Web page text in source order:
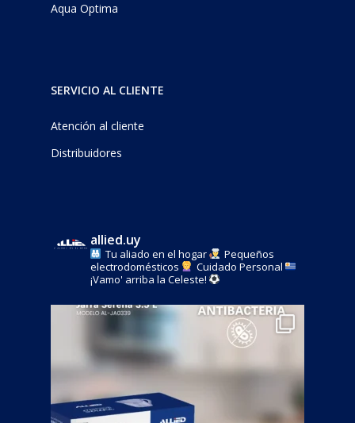
Aqua Optima
SERVICIO AL CLIENTE
Atención al cliente
Distribuidores
allied.uy
Tu aliado en el hogar
Pequeños
electrodomésticos
Cuidado Personal
¡Vamo' arriba la Celeste!